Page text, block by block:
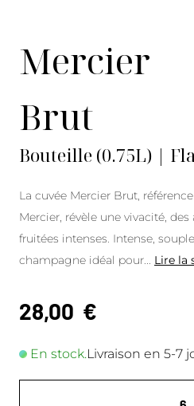
Mercier
Brut
Bouteille (0.75L) |
La cuvée Mercier Brut,
Mercier, révèle une vivacité,
fruitées intenses. Intense,
champagne idéal pour
Lire la
28,00 €
En stock.Livraison en 5-7